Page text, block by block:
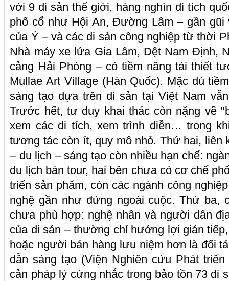
với 9 di sản thế giới, hàng nghìn di tích
phố cổ như Hội An, Đường Lâm – gần gũi
của Ý – và các di sản công nghiệp từ thời
Nhà máy xe lửa Gia Lâm, Dệt Nam Định,
cảng Hải Phòng – có tiềm năng tái thiết
Mullae Art Village (Hàn Quốc). Mặc dù
sáng tạo dựa trên di sản tại Việt Nam
Trước hết, tư duy khai thác còn nặng về
xem các di tích, xem trình diễn… trong
tương tác còn ít, quy mô nhỏ. Thứ hai, liên
– du lịch – sáng tạo còn nhiều hạn chế:
du lịch bán tour, hai bên chưa có cơ chế
triển sản phẩm, còn các ngành công
nghệ gần như đứng ngoài cuộc. Thứ ba,
chưa phù hợp: nghệ nhân và người dân
của di sản – thường chỉ hưởng lợi gián
hoặc người bán hàng lưu niệm hơn là đối
dẫn sáng tạo (Viện Nghiên cứu Phát
cản pháp lý cứng nhắc trong bảo tồn 73 di